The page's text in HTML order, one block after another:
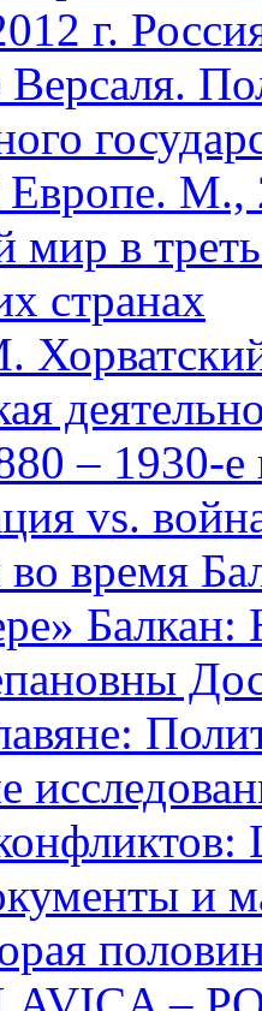
г.
Европе. М.,
мир в
странах
– 1930-е
vs.
во время
и